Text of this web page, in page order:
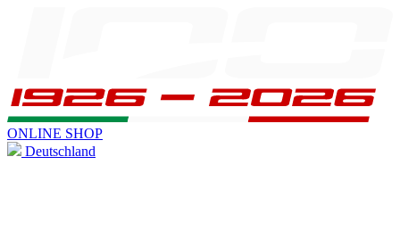
ONLINE SHOP
Deutschland